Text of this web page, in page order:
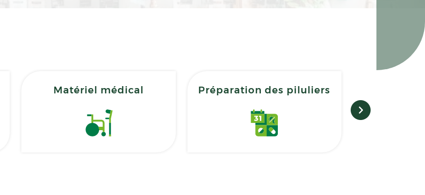
Matériel médical Préparation des piluliers